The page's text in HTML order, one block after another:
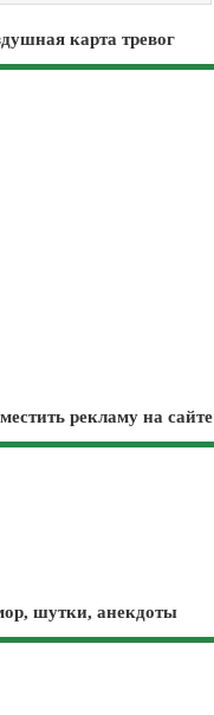
карта тревог
рекламу на сайте
шутки, анекдоты